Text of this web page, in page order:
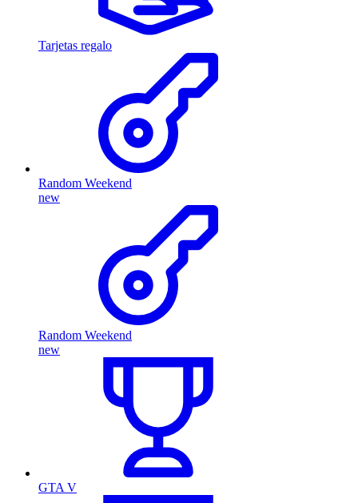
Tarjetas regalo
Random Weekend
new
Random Weekend
new
GTA V